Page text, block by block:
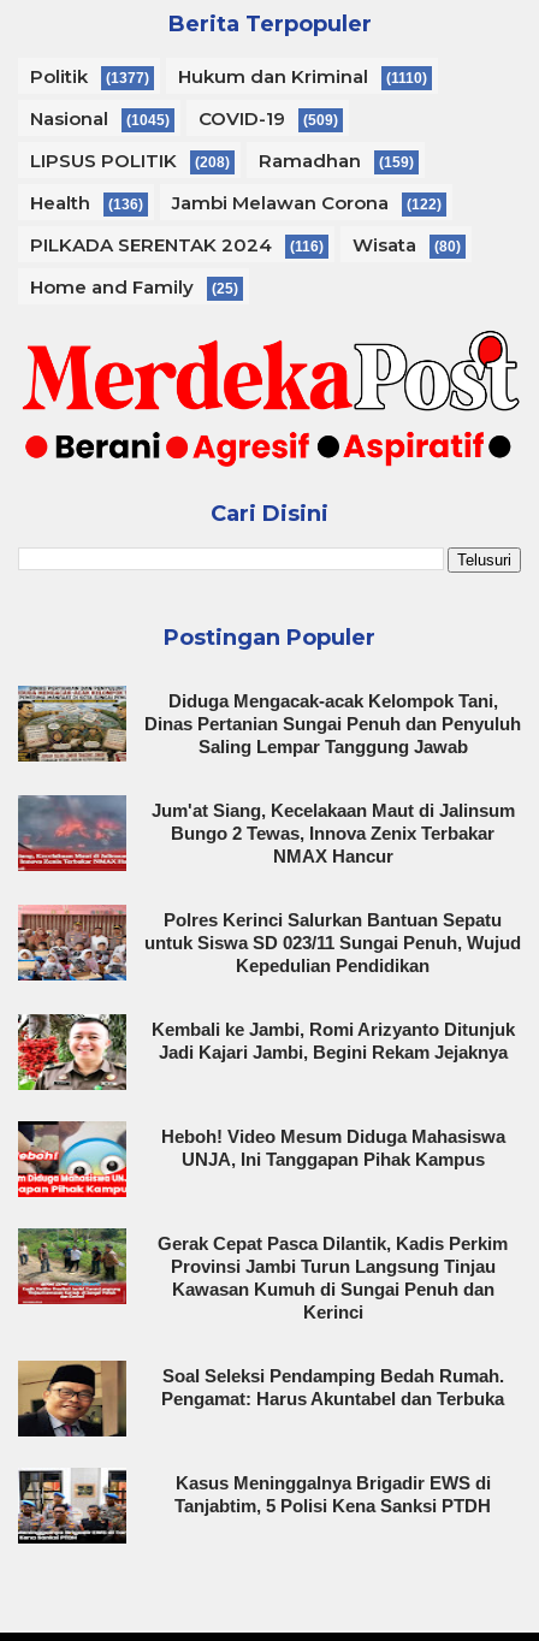
Berita Terpopuler
Politik (1377) Hukum dan Kriminal (1110)
Nasional (1045) COVID-19 (509)
LIPSUS POLITIK (208) Ramadhan (159)
Health (136) Jambi Melawan Corona (122)
PILKADA SERENTAK 2024 (116) Wisata (80)
Home and Family (25)
Cari Disini
Postingan Populer
Diduga Mengacak-acak Kelompok Tani,
Dinas Pertanian Sungai Penuh dan Penyuluh
Saling Lempar Tanggung Jawab
Jum'at Siang, Kecelakaan Maut di Jalinsum
Bungo 2 Tewas, Innova Zenix Terbakar
NMAX Hancur
Polres Kerinci Salurkan Bantuan Sepatu
untuk Siswa SD 023/11 Sungai Penuh, Wujud
Kepedulian Pendidikan
Kembali ke Jambi, Romi Arizyanto Ditunjuk
Jadi Kajari Jambi, Begini Rekam Jejaknya
Heboh! Video Mesum Diduga Mahasiswa
UNJA, Ini Tanggapan Pihak Kampus
Gerak Cepat Pasca Dilantik, Kadis Perkim
Provinsi Jambi Turun Langsung Tinjau
Kawasan Kumuh di Sungai Penuh dan
Kerinci
Soal Seleksi Pendamping Bedah Rumah.
Pengamat: Harus Akuntabel dan Terbuka
Kasus Meninggalnya Brigadir EWS di
Tanjabtim, 5 Polisi Kena Sanksi PTDH